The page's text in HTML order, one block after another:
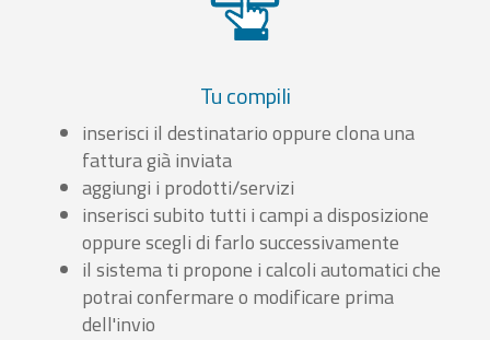
Tu compili
inserisci il destinatario oppure clona una
fattura già inviata
aggiungi i prodotti/servizi
inserisci subito tutti i campi a disposizione
oppure scegli di farlo successivamente
il sistema ti propone i calcoli automatici che
potrai confermare o modificare prima
dell'invio